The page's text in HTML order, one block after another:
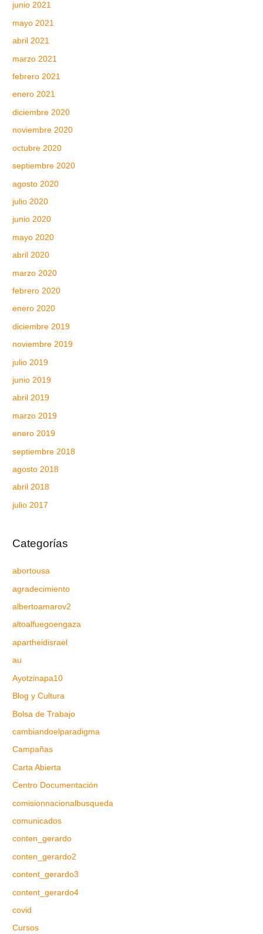
junio 2021
mayo 2021
abril 2021
marzo 2021
febrero 2021
enero 2021
diciembre 2020
noviembre 2020
octubre 2020
septiembre 2020
agosto 2020
julio 2020
junio 2020
mayo 2020
abril 2020
marzo 2020
febrero 2020
enero 2020
diciembre 2019
noviembre 2019
julio 2019
junio 2019
abril 2019
marzo 2019
enero 2019
septiembre 2018
agosto 2018
abril 2018
julio 2017
Categorías
abortousa
agradecimiento
albertoamarov2
altoalfuegoengaza
apartheidisrael
au
Ayotzinapa10
Blog y Cultura
Bolsa de Trabajo
cambiandoelparadigma
Campañas
Carta Abierta
Centro Documentación
comisionnacionalbusqueda
comunicados
conten_gerardo
conten_gerardo2
content_gerardo3
content_gerardo4
covid
Cursos